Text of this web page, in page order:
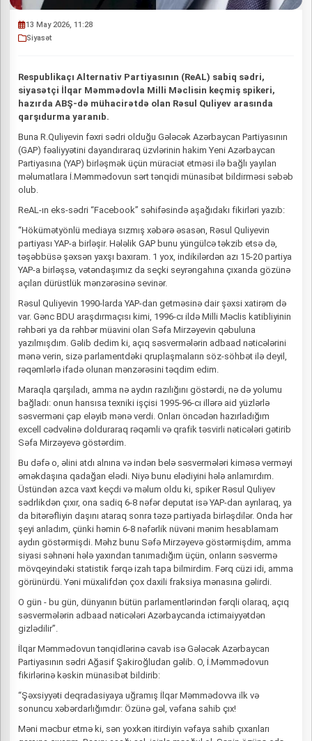
13 May 2026, 11:28
Siyasət
Respublikaçı Alternativ Partiyasının (ReAL) sabiq sədri,
siyasətçi İlqar Məmmədovla Milli Məclisin keçmiş spikeri,
hazırda ABŞ-də mühacirətdə olan Rəsul Quliyev arasında
qarşıdurma yaranıb.
Buna R.Quliyevin fəxri sədri olduğu Gələcək Azərbaycan Partiyasının
(GAP) fəaliyyətini dayandıraraq üzvlərinin hakim Yeni Azərbaycan
Partiyasına (YAP) birləşmək üçün müraciət etməsi ilə bağlı yayılan
məlumatlara İ.Məmmədovun sərt tənqidi münasibət bildirməsi səbəb
olub.
ReAL-ın eks-sədri “Facebook” səhifəsində aşağıdakı fikirləri yazıb:
“Hökümətyönlü mediaya sızmış xəbərə əsasən, Rəsul Quliyevin
partiyası YAP-a birləşir. Hələlik GAP bunu yüngülcə təkzib etsə də,
təşəbbüsə şəxsən yaxşı baxıram. 1 yox, indikilərdən azı 15-20 partiya
YAP-a birləşsə, vətəndaşımız da seçki seyrəngahına çıxanda gözünə
açılan dürüstlük mənzərəsinə sevinər.
Rəsul Quliyevin 1990-larda YAP-dan getməsinə dair şəxsi xatirəm də
var. Gənc BDU araşdırmaçısı kimi, 1996-cı ildə Milli Məclis katibliyinin
rəhbəri ya da rəhbər müavini olan Səfa Mirzəyevin qəbuluna
yazılmışdım. Gəlib dedim ki, açıq səsvermələrin adbaad nəticələrini
mənə verin, sizə parlamentdəki qruplaşmaların söz-söhbət ilə deyil,
rəqəmlərlə ifadə olunan mənzərəsini təqdim edim.
Maraqla qarşıladı, amma nə aydın razılığını göstərdi, nə də yolumu
bağladı: onun hansısa texniki işçisi 1995-96-cı illərə aid yüzlərlə
səsverməni çap eləyib mənə verdi. Onları öncədən hazırladığım
excell cədvəlinə dolduraraq rəqəmli və qrafik təsvirli nəticələri gətirib
Səfa Mirzəyevə göstərdim.
Bu dəfə o, əlini atdı alnına və indən belə səsvermələri kiməsə verməyi
əməkdaşına qadağan elədi. Niyə bunu elədiyini hələ anlamırdım.
Üstündən azca vaxt keçdi və məlum oldu ki, spiker Rəsul Quliyev
sədrlikdən çıxır, ona sadiq 6-8 nəfər deputat isə YAP-dan ayrılaraq, ya
da bitərəfliyin daşını ataraq sonra təzə partiyada birləşdilər. Onda hər
şeyi anladım, çünki həmin 6-8 nəfərlik nüvəni mənim hesablamam
aydın göstərmişdi. Məhz bunu Səfə Mirzəyevə göstərmişdim, amma
siyasi səhnəni hələ yaxından tanımadığım üçün, onların səsvermə
mövqeyindəki statistik fərqə izah tapa bilmirdim. Fərq cüzi idi, amma
görünürdü. Yəni müxalifdən çox daxili fraksiya mənasına gəlirdi.
O gün - bu gün, dünyanın bütün parlamentlərindən fərqli olaraq, açıq
səsvermələrin adbaad nəticələri Azərbaycanda ictimaiyyətdən
gizlədilir”.
İlqar Məmmədovun tənqidlərinə cavab isə Gələcək Azərbaycan
Partiyasının sədri Ağasif Şakiroğludan gəlib. O, İ.Məmmədovun
fikirlərinə kəskin münasibət bildirib:
“Şəxsiyyəti deqradasiyaya uğramış İlqar Məmmədovva ilk və
sonuncu xəbərdarlığımdır: Özünə gəl, vəfana sahib çıx!
Məni məcbur etmə ki, sən yoxkən itirdiyin vəfaya sahib çıxanları